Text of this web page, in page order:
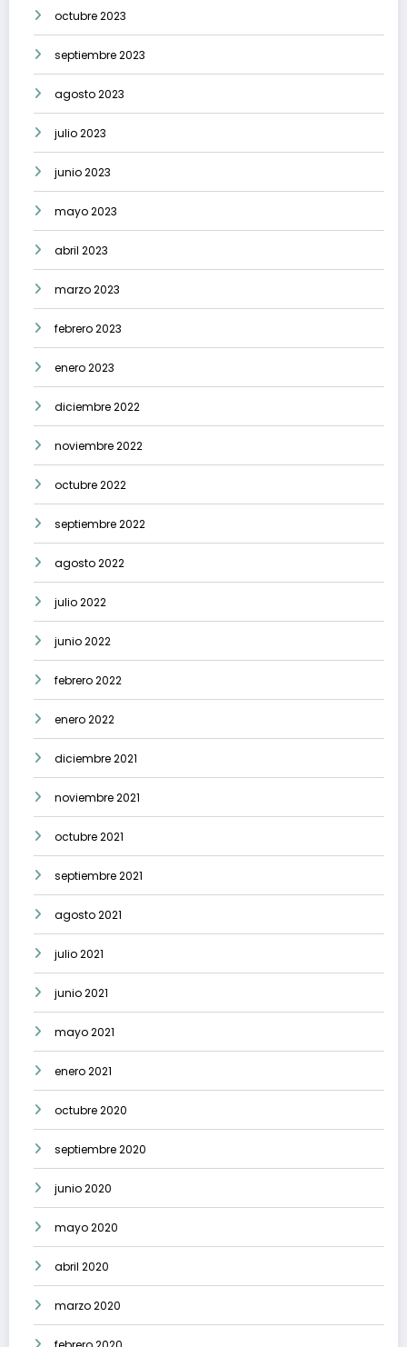
octubre 2023
septiembre 2023
agosto 2023
julio 2023
junio 2023
mayo 2023
abril 2023
marzo 2023
febrero 2023
enero 2023
diciembre 2022
noviembre 2022
octubre 2022
septiembre 2022
agosto 2022
julio 2022
junio 2022
febrero 2022
enero 2022
diciembre 2021
noviembre 2021
octubre 2021
septiembre 2021
agosto 2021
julio 2021
junio 2021
mayo 2021
enero 2021
octubre 2020
septiembre 2020
junio 2020
mayo 2020
abril 2020
marzo 2020